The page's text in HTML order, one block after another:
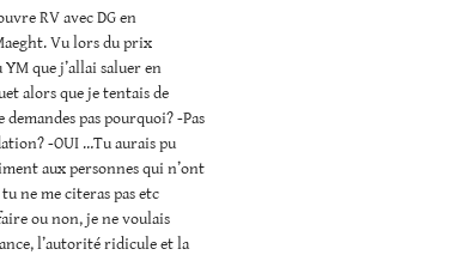
RV avec DG en
Vu lors du prix
que j’allai saluer en
alors que je tentais de
demandes pas pourquoi? -Pas
-OUI …Tu aurais pu
aux personnes qui n’ont
ne me citeras pas etc
ou non, je ne voulais
l’autorité ridicule et la